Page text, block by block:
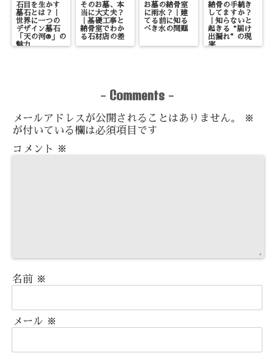
石目を生かす
墓石とは？｜
世界に一つの
デザイン墓石
「天の河®」の
魅力
そのお墓、本
当に大丈夫？
｜基礎工事と
納骨室でわか
る石材店の差
お墓の納骨室
に雨水？｜建
てる前に知る
べき水の問題
納骨の手続き
してますか？
｜知らないと
起きる“届け
出漏れ”の現
実
- Comments -
メールアドレスが公開されることはありません。
※
が付いている欄は必須項目です
コメント
※
名前 ※
メール ※